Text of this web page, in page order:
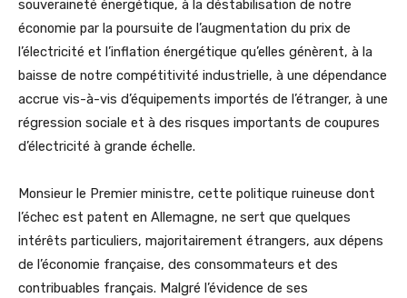
souveraineté énergétique, à la déstabilisation de notre
économie par la poursuite de l’augmentation du prix de
l’électricité et l’inflation énergétique qu’elles génèrent, à la
baisse de notre compétitivité industrielle, à une dépendance
accrue vis-à-vis d’équipements importés de l’étranger, à une
régression sociale et à des risques importants de coupures
d’électricité à grande échelle.
Monsieur le Premier ministre, cette politique ruineuse dont
l’échec est patent en Allemagne, ne sert que quelques
intérêts particuliers, majoritairement étrangers, aux dépens
de l’économie française, des consommateurs et des
contribuables français. Malgré l’évidence de ses